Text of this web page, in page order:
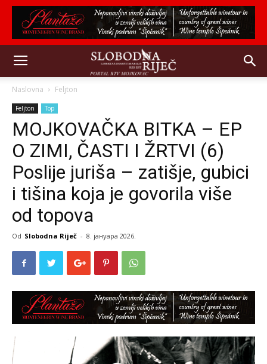
Naslovna Feljton
Feljton Top
MOJKOVAČKA BITKA – EP
O ZIMI, ČASTI I ŽRTVI (6)
Poslije juriša – zatišje, gubici
i tišina koja je govorila više
od topova
Od Slobodna Riječ - 8. јануара 2026.